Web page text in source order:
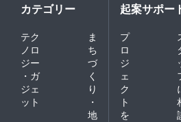
カテゴリー
テク
ノロ
ジー
・ガ
ジェ
ット
ま
ち
づ
く
り
・
地
起案サポー
プ
ロ
ジ
ェ
ク
ト
を